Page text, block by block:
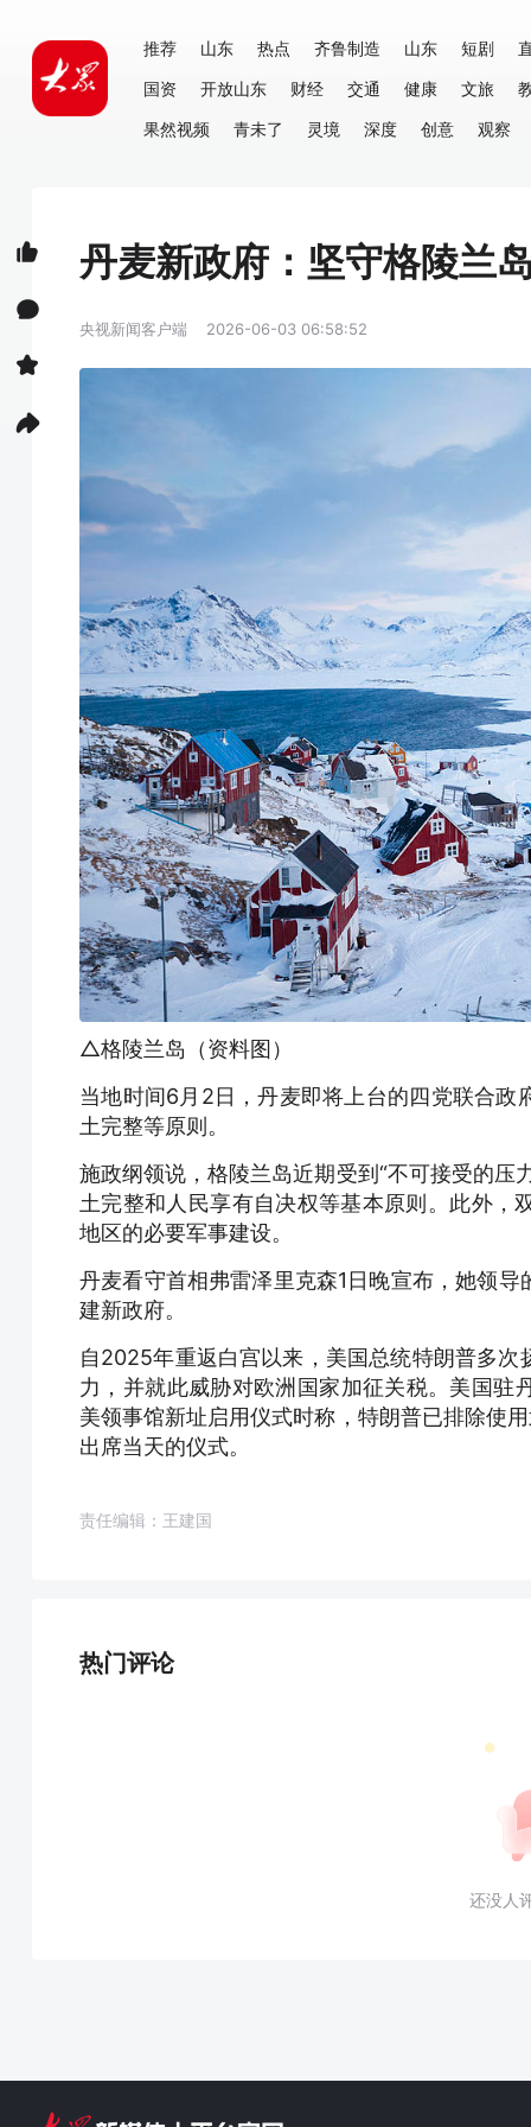
推荐 山东 热点 齐鲁制造 山东 短剧
国资
开放山东 财经 交通 健康 文旅
果然视频
青未了 灵境 深度 创意 观察
丹麦新政府：坚守格陵兰
央视新闻客户端 2026-06-03 06:58:52
△格陵兰岛（资料图）
当地时间6月2日，丹麦即将上台的四党联合
土完整等原则。
施政纲领说，格陵兰岛近期受到“不可接受的压
土完整和人民享有自决权等基本原则。此外，
地区的必要军事建设。
丹麦看守首相弗雷泽里克森1日晚宣布，她领
建新政府。
自2025年重返白宫以来，美国总统特朗普多
力，并就此威胁对欧洲国家加征关税。美国驻
美领事馆新址启用仪式时称，特朗普已排除使
出席当天的仪式。
责任编辑：王建国
热门评论
还没人